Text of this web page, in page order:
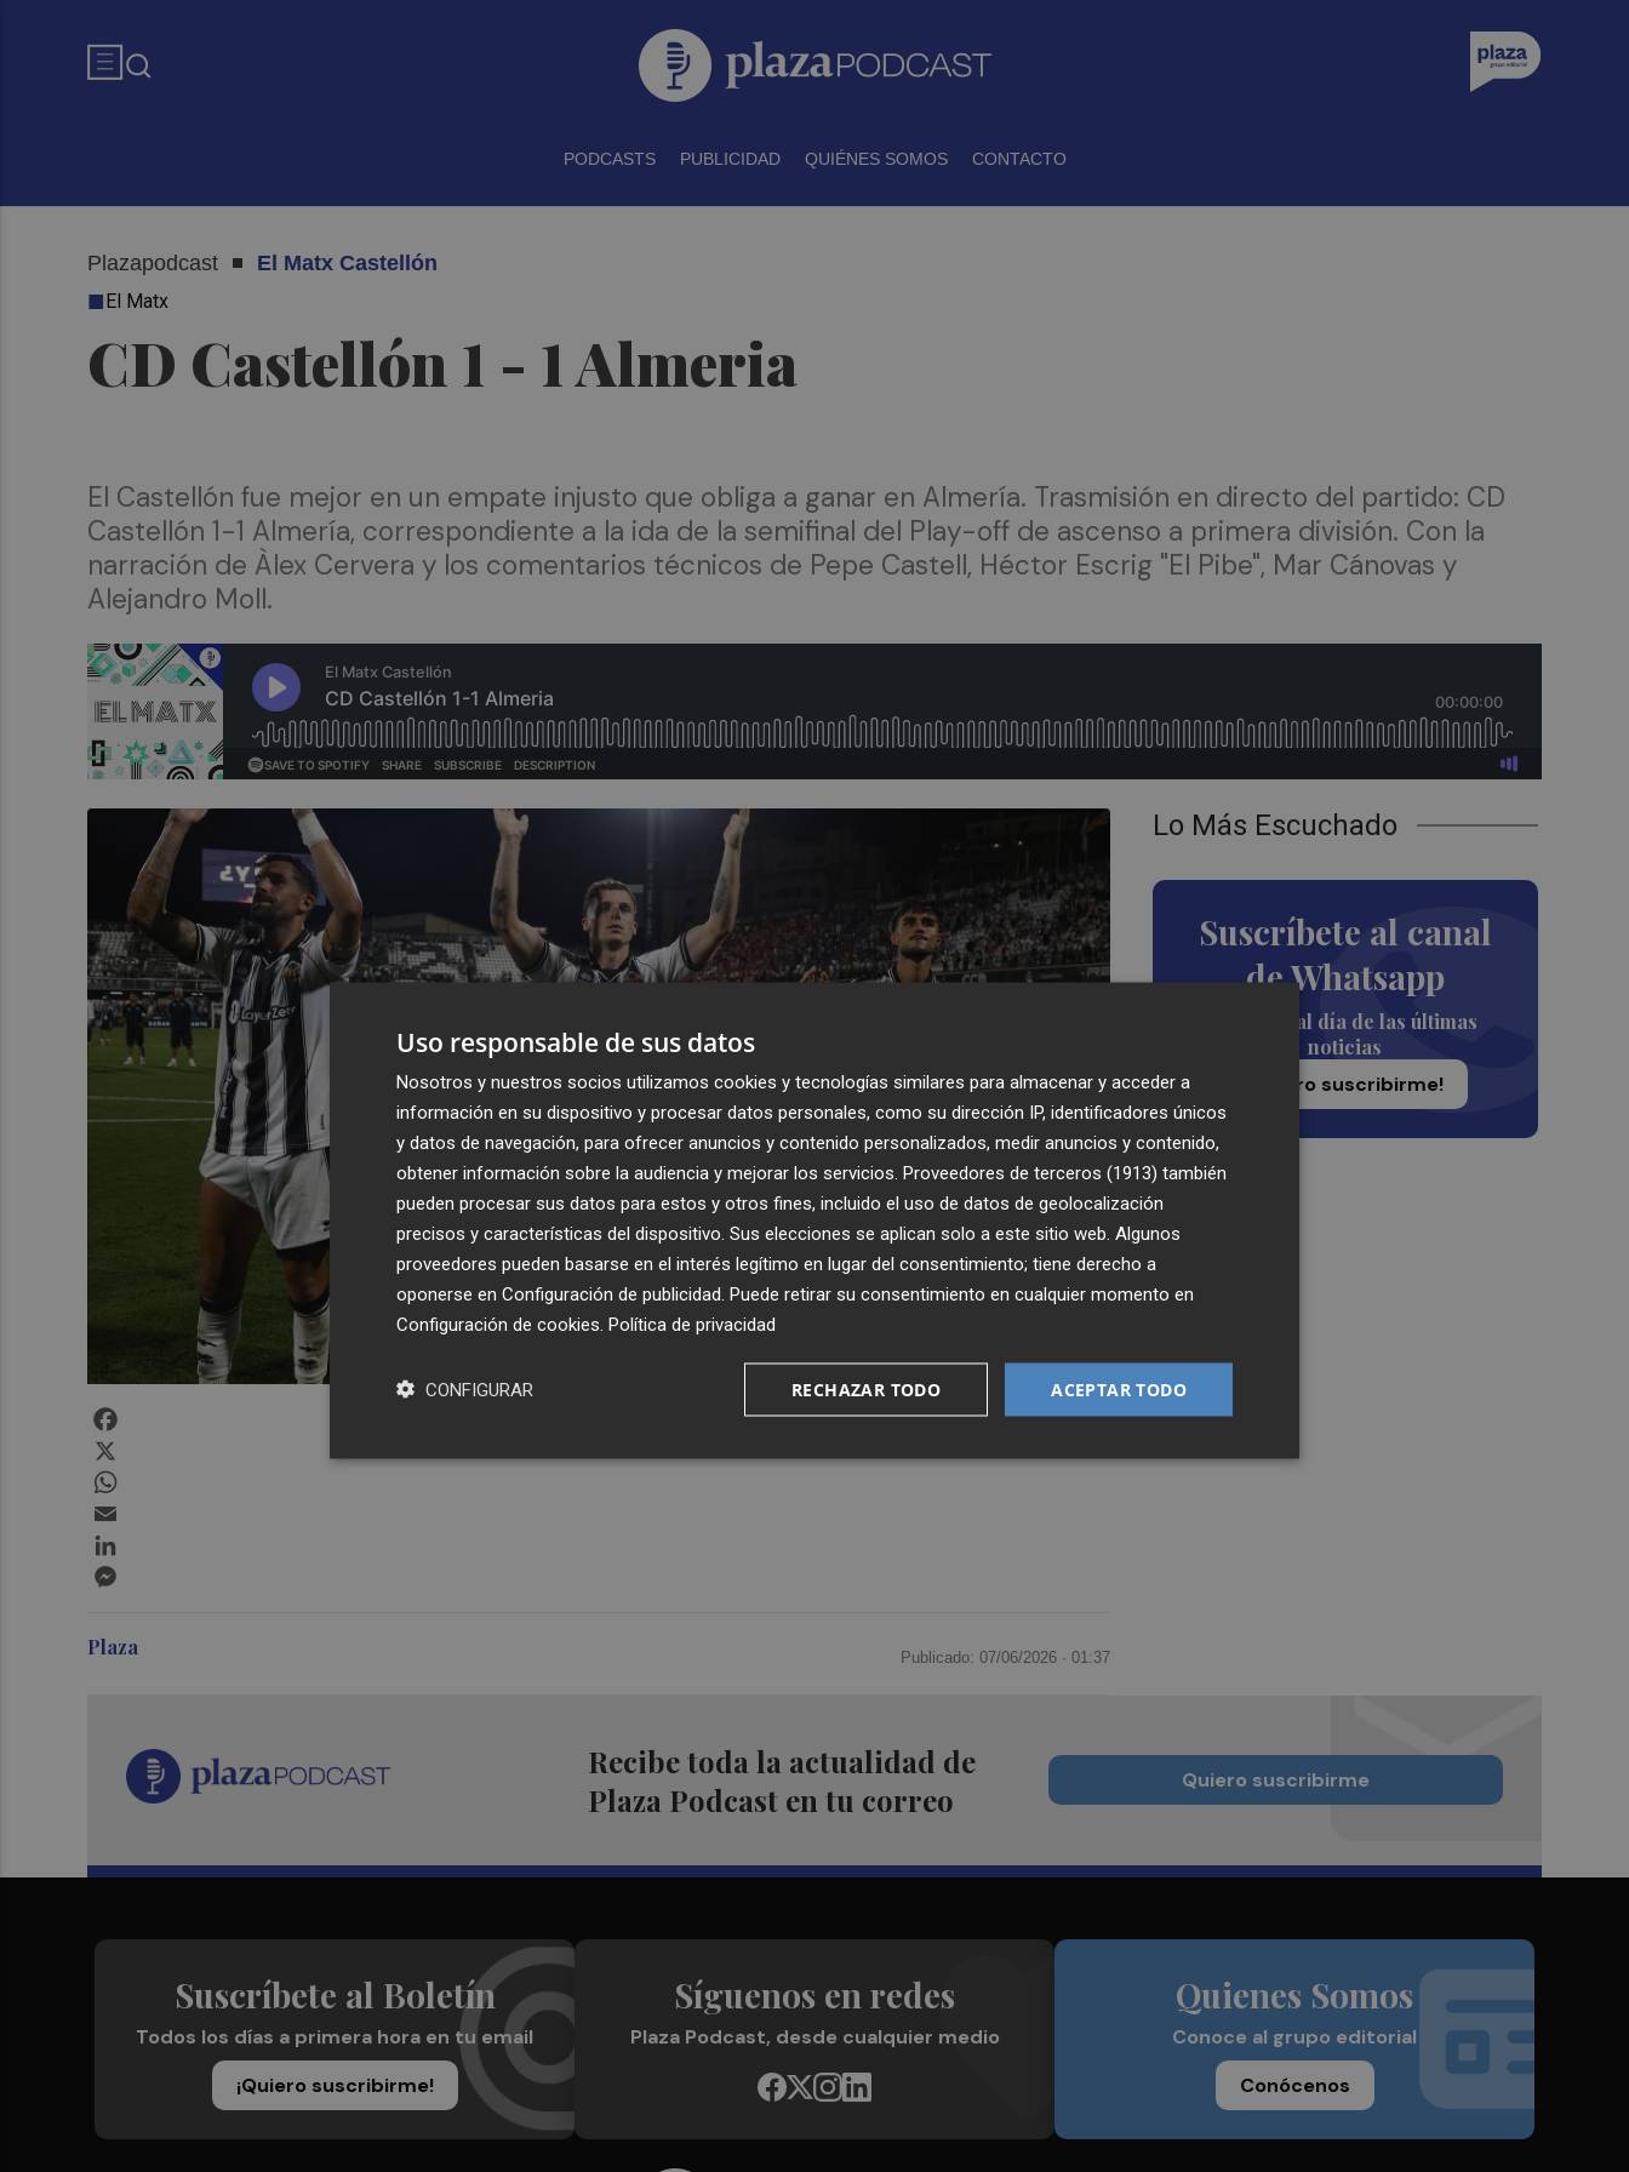
PODCASTS PUBLICIDAD QUIÉNES SOMOS CONTACTO
Plazapodcast El Matx Castellón
CD Castellón 1 - 1 Almeria
El Matx
El Castellón fue mejor en un empate injusto que obliga a ganar en Almería. Trasmisión en directo del partido: CD
Castellón 1-1 Almería, correspondiente a la ida de la semifinal del Play-off de ascenso a primera división. Con la
narración de Àlex Cervera y los comentarios técnicos de Pepe Castell, Héctor Escrig "El Pibe", Mar Cánovas y
Alejandro Moll.
Lo Más Escuchado
Suscríbete al canal
de Whatsapp
Siempre al día de las últimas
noticias
¡Quiero suscribirme!
Plaza Publicado: 07/06/2026 · 01:37
Recibe toda la actualidad de
Plaza Podcast en tu correo
Quiero suscribirme
Suscríbete al Boletín
Todos los días a primera hora en tu email
¡Quiero suscribirme!
Síguenos en redes
Plaza Podcast, desde cualquier medio
Quienes Somos
Conoce al grupo editorial
Conócenos
Uso responsable de sus datos
Nosotros y nuestros socios utilizamos cookies y tecnologías similares para almacenar y acceder a
información en su dispositivo y procesar datos personales, como su dirección IP, identificadores únicos
y datos de navegación, para ofrecer anuncios y contenido personalizados, medir anuncios y contenido,
obtener información sobre la audiencia y mejorar los servicios. Proveedores de terceros (1913) también
pueden procesar sus datos para estos y otros fines, incluido el uso de datos de geolocalización
precisos y características del dispositivo. Sus elecciones se aplican solo a este sitio web. Algunos
proveedores pueden basarse en el interés legítimo en lugar del consentimiento; tiene derecho a
oponerse en Configuración de publicidad . Puede retirar su consentimiento en cualquier momento en
Configuración de cookies Política de privacidad
ACEPTAR TODO
RECHAZAR TODO
CONFIGURAR